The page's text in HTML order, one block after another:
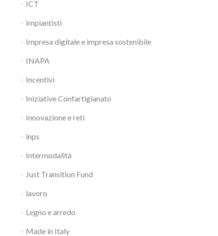
ICT
Impiantisti
Impresa digitale e impresa sostenibile
INAPA
Incentivi
Iniziative Confartigianato
Innovazione e reti
inps
Intermodalità
Just Transition Fund
lavoro
Legno e arredo
Made in Italy